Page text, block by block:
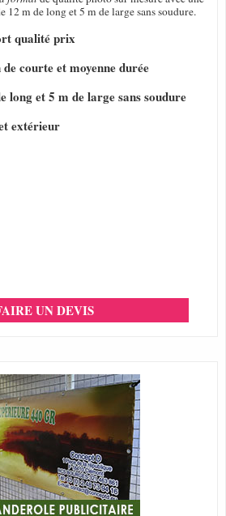
12 m de long et 5 m de large sans soudure.
qualité prix
courte et moyenne durée
long et 5 m de large sans soudure
extérieur
UN DEVIS